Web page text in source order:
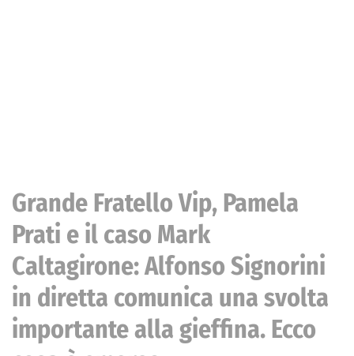
Grande Fratello Vip, Pamela
Prati e il caso Mark
Caltagirone: Alfonso Signorini
in diretta comunica una svolta
importante alla gieffina. Ecco